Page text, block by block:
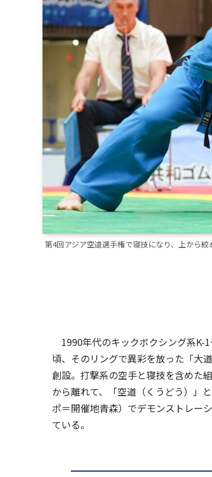
第4回アジア空道選手権で寝技になり、上から
1990年代のキックボクシング系K-
頃、そのリングで異彩を放った「大
創設。打撃系の空手と寝技を含めた
から離れて、「空道（くうどう）」
ポ＝開催地青森）でデモンストレー
ている。